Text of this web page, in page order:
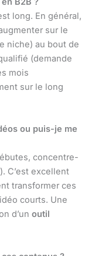
long. En général,
sur le
niche) au bout de
(demande
mois
sur le long
ou puis-je me
concentre-
C’est excellent
transformer ces
courts. Une
d’un outil